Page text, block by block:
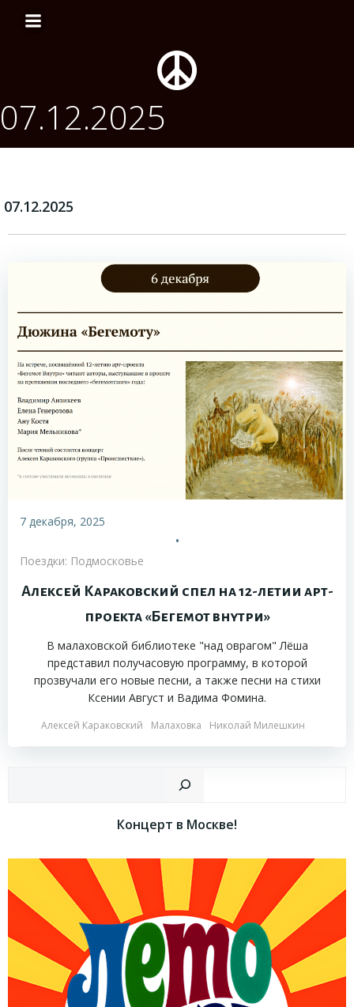
содержимому
07.12.2025
07.12.2025
7 декабря, 2025
•
Поездки: Подмосковье
Алексей Караковский спел на 12-летии арт-
проекта «Бегемот внутри»
В малаховской библиотеке "над оврагом" Лёша
представил получасовую программу, в которой
прозвучали его новые песни, а также песни на стихи
Ксении Август и Вадима Фомина.
Алексей Караковский Малаховка Николай Милешкин
Концерт в Москве!